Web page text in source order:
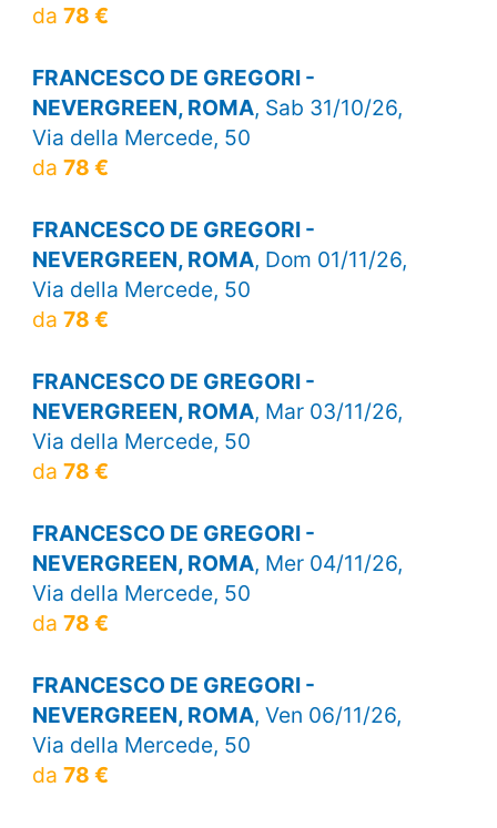
da 78 €
FRANCESCO DE GREGORI -
NEVERGREEN, ROMA, Sab 31/10/26,
Via della Mercede, 50
da 78 €
FRANCESCO DE GREGORI -
NEVERGREEN, ROMA, Dom 01/11/26,
Via della Mercede, 50
da 78 €
FRANCESCO DE GREGORI -
NEVERGREEN, ROMA, Mar 03/11/26,
Via della Mercede, 50
da 78 €
FRANCESCO DE GREGORI -
NEVERGREEN, ROMA, Mer 04/11/26,
Via della Mercede, 50
da 78 €
FRANCESCO DE GREGORI -
NEVERGREEN, ROMA, Ven 06/11/26,
Via della Mercede, 50
da 78 €